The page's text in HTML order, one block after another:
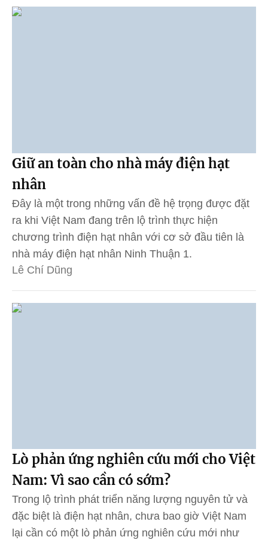
Giữ an toàn cho nhà máy điện hạt
nhân
Đây là một trong những vấn đề hệ trọng được đặt
ra khi Việt Nam đang trên lộ trình thực hiện
chương trình điện hạt nhân với cơ sở đầu tiên là
nhà máy điện hạt nhân Ninh Thuận 1.
Lê Chí Dũng
Lò phản ứng nghiên cứu mới cho Việt
Nam: Vì sao cần có sớm?
Trong lộ trình phát triển năng lượng nguyên tử và
đặc biệt là điện hạt nhân, chưa bao giờ Việt Nam
lại cần có một lò phản ứng nghiên cứu mới như